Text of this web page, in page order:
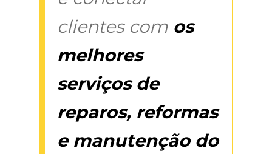
clientes com os
melhores
serviços de
reparos, reformas
e manutenção do